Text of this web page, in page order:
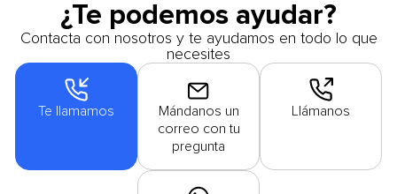
¿Te podemos ayudar?
Contacta con nosotros y te ayudamos en todo lo que
necesites
Te llamamos
Mándanos un
correo con tu
pregunta
Llámanos